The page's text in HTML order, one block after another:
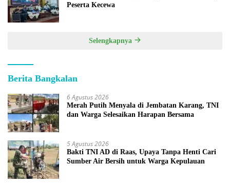
Peserta Kecewa
Selengkapnya
Berita Bangkalan
6 Agustus 2026
Merah Putih Menyala di Jembatan Karang, TNI
dan Warga Selesaikan Harapan Bersama
5 Agustus 2026
Bakti TNI AD di Raas, Upaya Tanpa Henti Cari
Sumber Air Bersih untuk Warga Kepulauan